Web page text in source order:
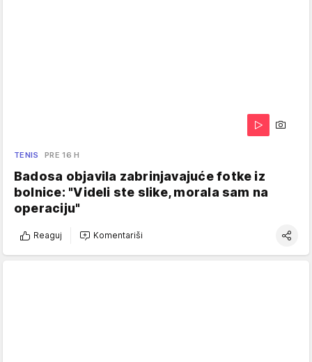
TENIS PRE 16 H
Badosa objavila zabrinjavajuće fotke iz
bolnice: "Videli ste slike, morala sam na
operaciju"
Reaguj Komentariši